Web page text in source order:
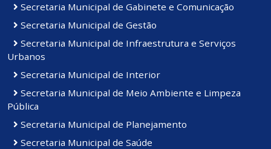
Secretaria Municipal de Gabinete e Comunicação
Secretaria Municipal de Gestão
Secretaria Municipal de Infraestrutura e Serviços
Urbanos
Secretaria Municipal de Interior
Secretaria Municipal de Meio Ambiente e Limpeza
Pública
Secretaria Municipal de Planejamento
Secretaria Municipal de Saúde